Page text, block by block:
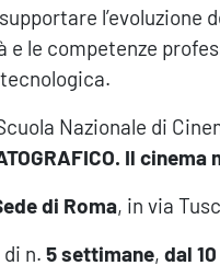
l’evoluzione
le competenze
Nazionale di
Il cinema
di Roma, in via
n. 5 settimane, dal